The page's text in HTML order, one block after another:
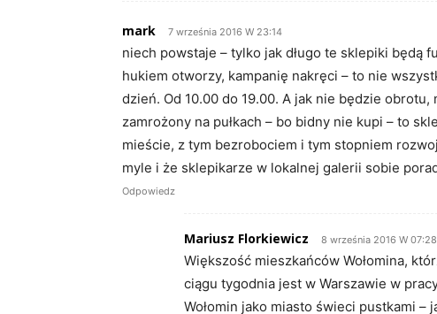
mark 7 września 2016 W 23:14
niech powstaje – tylko jak długo te sklepiki będą
hukiem otworzy, kampanię nakręci – to nie
dzień. Od 10.00 do 19.00. A jak nie będzie
zamrożony na pułkach – bo bidny nie kupi – to
mieście, z tym bezrobociem i tym stopniem
myle i że sklepikarze w lokalnej galerii sobie
Odpowiedz
Mariusz Florkiewicz 8 września 2016 W 07:28
Większość mieszkańców Wołomina,
ciągu tygodnia jest w Warszawie w
Wołomin jako miasto świeci pustkami